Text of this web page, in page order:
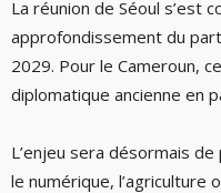
La réunion de Séoul s’est
approfondissement du
2029. Pour le Cameroun,
diplomatique ancienne en
L’enjeu sera désormais
le numérique,